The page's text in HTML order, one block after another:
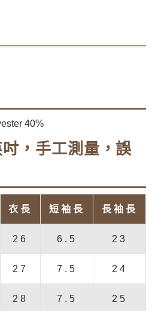
40%
，手工測量，誤
衣長 短袖長 長袖長
26 6.5 23
27 7.5 24
28 7.5 25